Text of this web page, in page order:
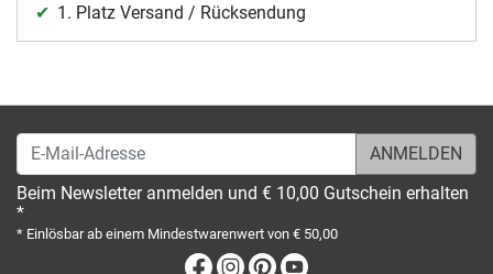
1. Platz Versand / Rücksendung
E-Mail-Adresse
Beim Newsletter anmelden und € 10,00 Gutschein erhalten
*
* Einlösbar ab einem Mindestwarenwert von € 50,00
Facebook
Instagram
Pinterest